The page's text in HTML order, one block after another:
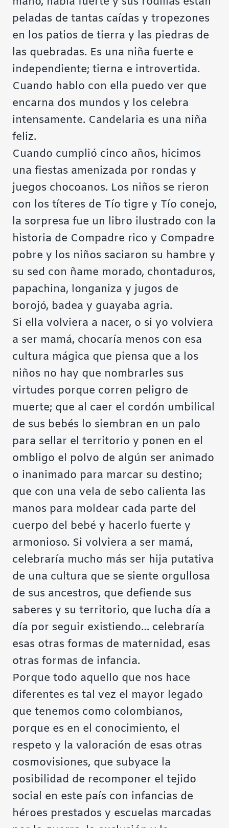
peladas de tantas caídas y tropezones
en los patios de tierra y las piedras de
las quebradas. Es una niña fuerte e
independiente; tierna e introvertida.
Cuando hablo con ella puedo ver que
encarna dos mundos y los celebra
intensamente. Candelaria es una niña
feliz.
Cuando cumplió cinco años, hicimos
una fiestas amenizada por rondas y
juegos chocoanos. Los niños se rieron
con los títeres de Tío tigre y Tío conejo,
la sorpresa fue un libro ilustrado con la
historia de Compadre rico y Compadre
pobre y los niños saciaron su hambre y
su sed con ñame morado, chontaduros,
papachina, longaniza y jugos de
borojó, badea y guayaba agria.
Si ella volviera a nacer, o si yo volviera
a ser mamá, chocaría menos con esa
cultura mágica que piensa que a los
niños no hay que nombrarles sus
virtudes porque corren peligro de
muerte; que al caer el cordón umbilical
de sus bebés lo siembran en un palo
para sellar el territorio y ponen en el
ombligo el polvo de algún ser animado
o inanimado para marcar su destino;
que con una vela de sebo calienta las
manos para moldear cada parte del
cuerpo del bebé y hacerlo fuerte y
armonioso. Si volviera a ser mamá,
celebraría mucho más ser hija putativa
de una cultura que se siente orgullosa
de sus ancestros, que defiende sus
saberes y su territorio, que lucha día a
día por seguir existiendo… celebraría
esas otras formas de maternidad, esas
otras formas de infancia.
Porque todo aquello que nos hace
diferentes es tal vez el mayor legado
que tenemos como colombianos,
porque es en el conocimiento, el
respeto y la valoración de esas otras
cosmovisiones, que subyace la
posibilidad de recomponer el tejido
social en este país con infancias de
héroes prestados y escuelas marcadas